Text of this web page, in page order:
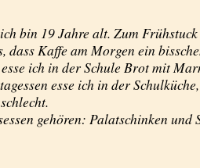
bin 19 Jahre alt. Zum
dass Kaffe am Morgen ein
ich in der Schule Brot mit
esse ich in der
gehören: Palatschinken und